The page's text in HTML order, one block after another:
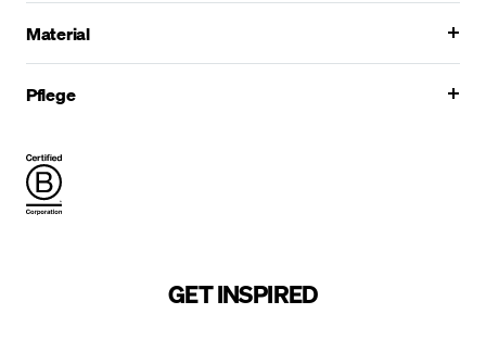
Material
Pflege
GET INSPIRED